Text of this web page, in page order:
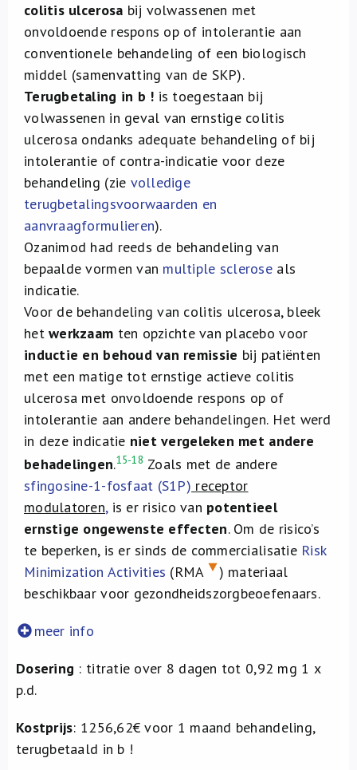
colitis ulcerosa bij volwassenen met
onvoldoende respons op of intolerantie aan
conventionele behandeling of een biologisch
middel (samenvatting van de SKP).
Terugbetaling in b ! is toegestaan bij
volwassenen in geval van ernstige colitis
ulcerosa ondanks adequate behandeling of bij
intolerantie of contra-indicatie voor deze
behandeling (zie volledige
terugbetalingsvoorwaarden en
aanvraagformulieren).
Ozanimod had reeds de behandeling van
bepaalde vormen van multiple sclerose als
indicatie.
Voor de behandeling van colitis ulcerosa, bleek
hetwerkzaam ten opzichte van placebo voor
inductie en behoud van remissie bij patiënten
met een matige tot ernstige actieve colitis
ulcerosa met onvoldoende respons op of
intolerantie aan andere behandelingen. Het werd
in deze indicatie niet vergeleken met andere
behadelingen.15-18 Zoals met de andere
sfingosine-1-fosfaat (S1P) receptor
modulatoren,is er risico van potentieel
ernstige ongewenste effecten. Om de risico’s
te beperken, is er sinds de commercialisatie Risk
Minimization Activities (RMA
) materiaal
beschikbaar voor gezondheidszorgbeoefenaars.
meer info
Dosering : titratie over 8 dagen tot 0,92 mg 1 x
p.d.
Kostprijs: 1256,62€ voor 1 maand behandeling,
terugbetaald in b !